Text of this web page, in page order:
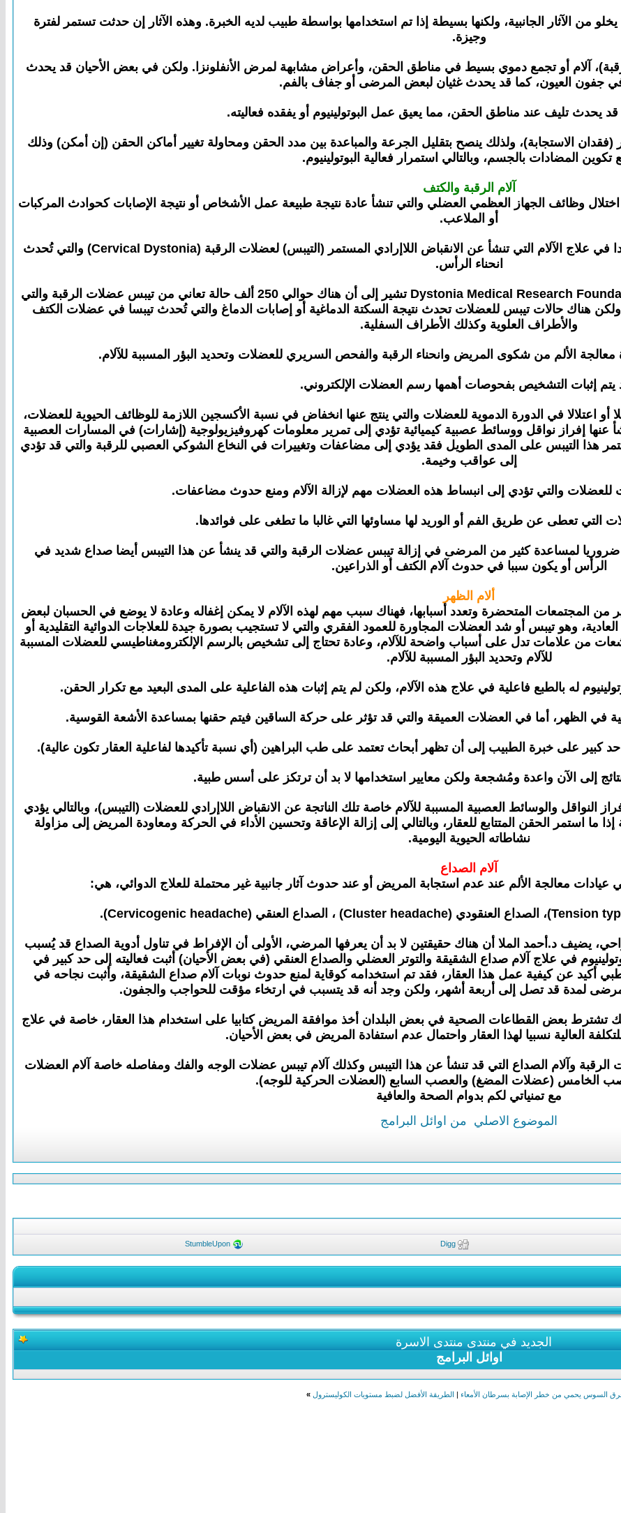
يخلو من الآثار الجانبية، ولكنها بسيطة إذا تم استخدامها بواسطة طبيب لديه الخبرة. وهذه الآثار إن حدثت تستمر لفترة
وجيزة.
آلام أو تجمع دموي بسيط في مناطق الحقن، وأعراض مشابهة لمرض الأنفلونزا. ولكن في بعض الأحيان قد يحدث
في جفون العيون، كما قد يحدث غثيان لبعض المرضى أو جفاف بالفم.
يحدث تليف عند مناطق الحقن، مما يعيق عمل البوتولينيوم أو يفقده فعاليته.
الاستجابة)، ولذلك ينصح بتقليل الجرعة والمباعدة بين مدد الحقن ومحاولة تغيير أماكن الحقن (إن أمكن) وذلك
تكوين المضادات بالجسم، وبالتالي استمرار فعالية البوتولينيوم.
آلام الرقبة والكتف
اختلال وظائف الجهاز العظمي العضلي والتي تنشأ عادة نتيجة طبيعة عمل الأشخاص أو نتيجة الإصابات كحوادث المركبات
أو الملاعب.
ويعتبر العلاج بعقار البوتولينيوم مفيدا لكثير من الحالات وأكيدا في علاج الآلام التي تنشأ عن الانقباض اللاإرادي المستمر (التيبس) لعضلات الرقبة (Cervical Dystonia) والتي تُحدث
انحناء الرأس.
هناك إحصائية من الولايات المتحدة الأميركية لمؤسسة Dystonia Medical Research Foundation تشير إلى أن هناك حوالي 250 ألف حالة تعاني من تيبس عضلات الرقبة والتي
ولكن هناك حالات تيبس للعضلات تحدث نتيجة السكتة الدماغية أو إصابات الدماغ والتي تُحدث تيبسا في عضلات الكتف
والأطراف العلوية وكذلك الأطراف السفلية.
الألم من شكوى المريض وانحناء الرقبة والفحص السريري للعضلات وتحديد البؤر المسببة للآلام.
يتم إثبات التشخيص بفحوصات أهمها رسم العضلات الإلكتروني.
اعتلالا في الدورة الدموية للعضلات والتي ينتج عنها انخفاض في نسبة الأكسجين اللازمة للوظائف الحيوية للعضلات،
عنها إفراز نواقل ووسائط عصبية كيميائية تؤدي إلى تمرير معلومات كهروفيزيولوجية (إشارات) في المسارات العصبية
هذا التيبس على المدى الطويل فقد يؤدي إلى مضاعفات وتغييرات في النخاع الشوكي العصبي للرقبة والتي قد تؤدي
إلى عواقب وخيمة.
للعضلات والتي تؤدي إلى انبساط هذه العضلات مهم لإزالة الآلام ومنع حدوث مضاعفات.
التي تعطى عن طريق الفم أو الوريد لها مساوئها التي غالبا ما تطغى على فوائدها.
ضروريا لمساعدة كثير من المرضى في إزالة تيبس عضلات الرقبة والتي قد ينشأ عن هذا التيبس أيضا صداع شديد في
الرأس أو يكون سببا في حدوث آلام الكتف أو الذراعين.
ألام الظهر
من المجتمعات المتحضرة وتعدد أسبابها، فهناك سبب مهم لهذه الآلام لا يمكن إغفاله وعادة لا يوضع في الحسبان لبعض
وهو تيبس أو شد العضلات المجاورة للعمود الفقري والتي لا تستجيب بصورة جيدة للعلاجات الدوائية التقليدية أو
من علامات تدل على أسباب واضحة للآلام، وعادة تحتاج إلى تشخيص بالرسم الإلكترومغناطيسي للعضلات المسببة
للآلام وتحديد البؤر المسببة للآلام.
له بالطبع فاعلية في علاج هذه الآلام، ولكن لم يتم إثبات هذه الفاعلية على المدى البعيد مع تكرار الحقن.
الظهر، أما في العضلات العميقة والتي قد تؤثر على حركة الساقين فيتم حقنها بمساعدة الأشعة القوسية.
حد كبير على خبرة الطبيب إلى أن تظهر أبحاث تعتمد على طب البراهين (أي نسبة تأكيدها لفاعلية العقار تكون عالية).
إلى الآن واعدة ومُشجعة ولكن معايير استخدامها لا بد أن ترتكز على أسس طبية.
النواقل والوسائط العصبية المسببة للآلام خاصة تلك الناتجة عن الانقباض اللاإرادي للعضلات (التيبس)، وبالتالي يؤدي
ما استمر الحقن المتتابع للعقار، وبالتالي إلى إزالة الإعاقة وتحسين الأداء في الحركة ومعاودة المريض إلى مزاولة
نشاطاته الحيوية اليومية.
آلام الصداع
في عيادات معالجة الألم عند عدم استجابة المريض أو عند حدوث آثار جانبية غير محتملة للعلاج الدوائي، هي:
يضيف د.أحمد الملا أن هناك حقيقتين لا بد أن يعرفها المرضي، الأولى أن الإفراط في تناول أدوية الصداع قد يُسبب
في علاج آلام صداع الشقيقة والتوتر العضلي والصداع العنقي (في بعض الأحيان) أثبت فعاليته إلى حد كبير في
عن كيفية عمل هذا العقار، فقد تم استخدامه كوقاية لمنع حدوث نوبات آلام صداع الشقيقة، وأثبت نجاحه في
تشترط بعض القطاعات الصحية في بعض البلدان أخذ موافقة المريض كتابيا على استخدام هذا العقار، خاصة في علاج
العالية نسبيا لهذا العقار واحتمال عدم استفادة المريض في بعض الأحيان.
الرقبة وآلام الصداع التي قد تنشأ عن هذا التيبس وكذلك آلام تيبس عضلات الوجه والفك ومفاصله خاصة آلام العضلات
الخامس (عضلات المضغ) والعصب السابع (العضلات الحركية للوجه).
مع تمنياتي لكم بدوام الصحة والعافية
الموضوع الاصلي من اوائل البرامج
Digg
StumbleUpon
الجديد في منتدى منتدى الاسرة
اوائل البرامج
السوس يحمي من خطر الإصابة بسرطان الأمعاء | الطريقة الأفضل لضبط مستويات الكوليسترول »